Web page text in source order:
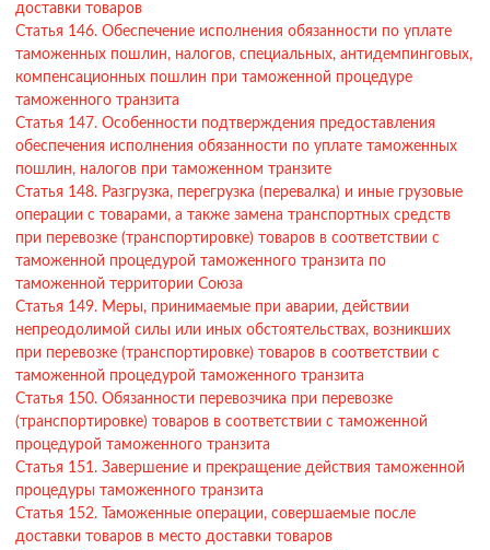
доставки товаров
Статья 146. Обеспечение исполнения обязанности по уплате
таможенных пошлин, налогов, специальных, антидемпинговых,
компенсационных пошлин при таможенной процедуре
таможенного транзита
Статья 147. Особенности подтверждения предоставления
обеспечения исполнения обязанности по уплате таможенных
пошлин, налогов при таможенном транзите
Статья 148. Разгрузка, перегрузка (перевалка) и иные грузовые
операции с товарами, а также замена транспортных средств
при перевозке (транспортировке) товаров в соответствии с
таможенной процедурой таможенного транзита по
таможенной территории Союза
Статья 149. Меры, принимаемые при аварии, действии
непреодолимой силы или иных обстоятельствах, возникших
при перевозке (транспортировке) товаров в соответствии с
таможенной процедурой таможенного транзита
Статья 150. Обязанности перевозчика при перевозке
(транспортировке) товаров в соответствии с таможенной
процедурой таможенного транзита
Статья 151. Завершение и прекращение действия таможенной
процедуры таможенного транзита
Статья 152. Таможенные операции, совершаемые после
доставки товаров в место доставки товаров